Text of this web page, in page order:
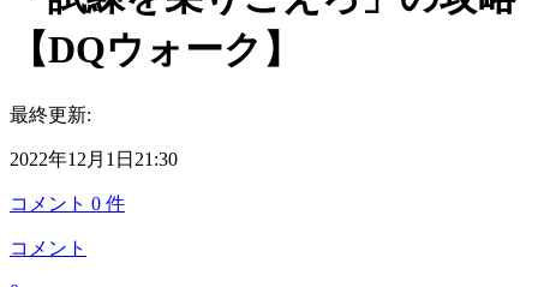
【DQウォーク】
最終更新:
2022年12月1日21:30
コメント 0 件
コメント